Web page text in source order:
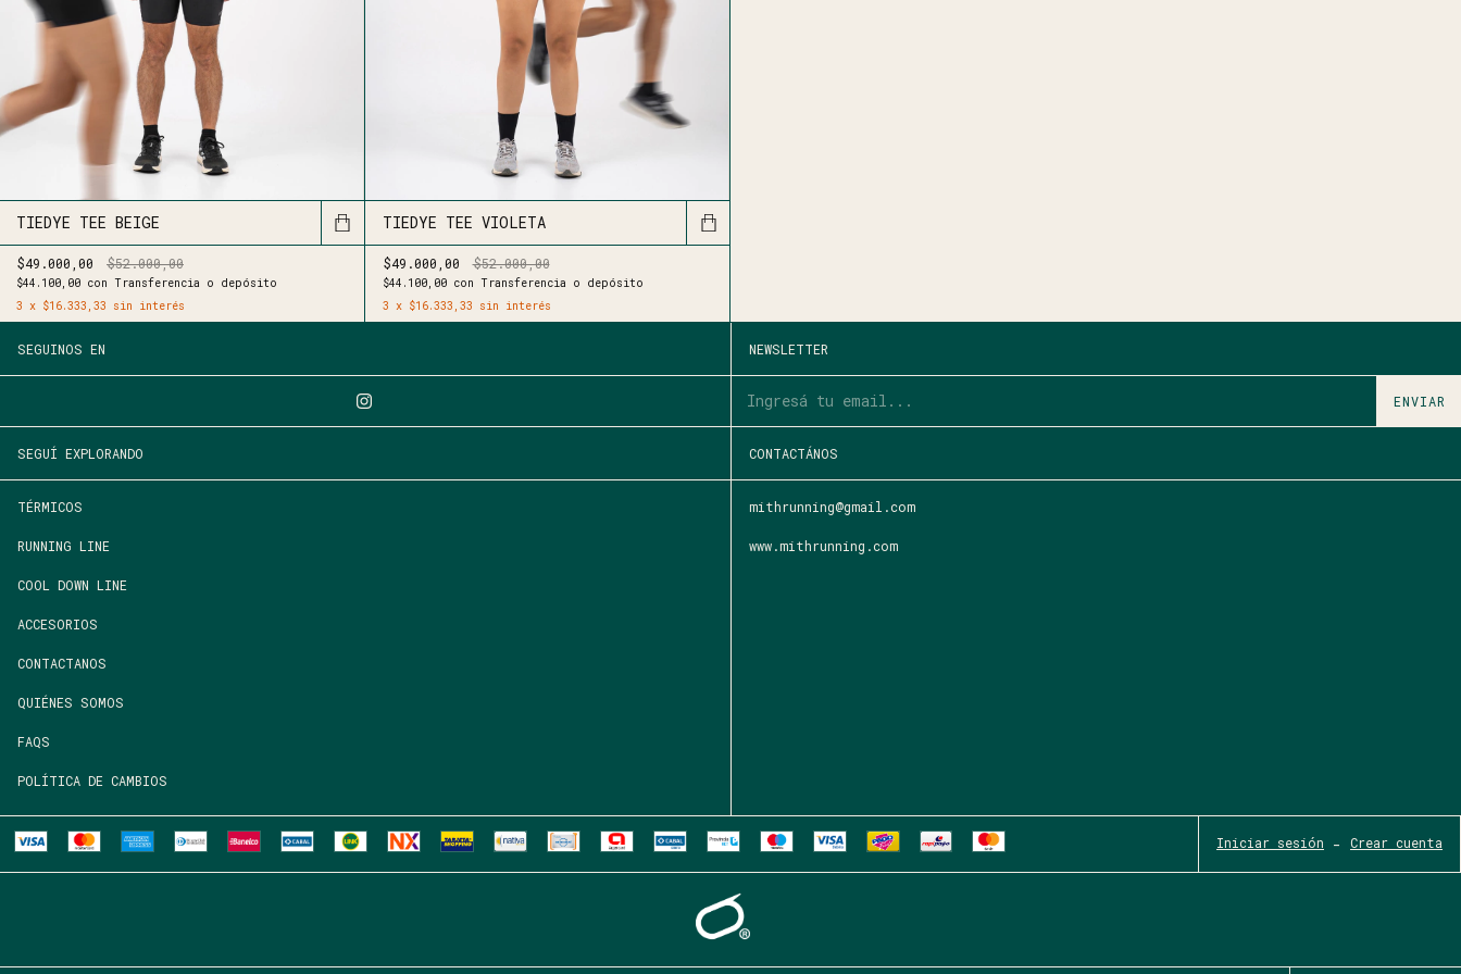
TIEDYE TEE BEIGE
$49.000,00 $52.000,00
$44.100,00 con Transferencia o depósito
3 x $16.333,33 sin interés
TIEDYE TEE VIOLETA
$49.000,00 $52.000,00
$44.100,00 con Transferencia o depósito
3 x $16.333,33 sin interés
SEGUINOS EN NEWSLETTER
SEGUÍ EXPLORANDO
TÉRMICOS
RUNNING LINE
COOL DOWN LINE
ACCESORIOS
CONTACTANOS
QUIÉNES SOMOS
FAQS
POLÍTICA DE CAMBIOS
CONTACTÁNOS
mithrunning@gmail.com
www.mithrunning.com
Iniciar sesión - Crear cuenta